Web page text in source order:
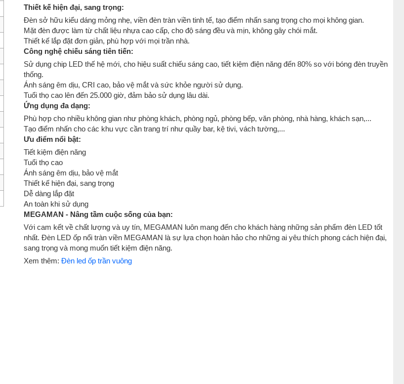
Thiết kế hiện đại, sang trọng:
Đèn sở hữu kiểu dáng mỏng nhẹ, viền đèn tràn viền tinh tế, tạo điểm nhấn sang trọng cho mọi không gian.
Mặt đèn được làm từ chất liệu nhựa cao cấp, cho độ sáng đều và mịn, không gây chói mắt.
Thiết kế lắp đặt đơn giản, phù hợp với mọi trần nhà.
Công nghệ chiếu sáng tiên tiến:
Sử dụng chip LED thế hệ mới, cho hiệu suất chiếu sáng cao, tiết kiệm điện năng đến 80% so với bóng đèn truyền
thống.
Ánh sáng êm dịu, CRI cao, bảo vệ mắt và sức khỏe người sử dụng.
Tuổi thọ cao lên đến 25.000 giờ, đảm bảo sử dụng lâu dài.
Ứng dụng đa dạng:
Phù hợp cho nhiều không gian như phòng khách, phòng ngủ, phòng bếp, văn phòng, nhà hàng, khách sạn,...
Tạo điểm nhấn cho các khu vực cần trang trí như quầy bar, kệ tivi, vách tường,...
Ưu điểm nổi bật:
Tiết kiệm điện năng
Tuổi thọ cao
Ánh sáng êm dịu, bảo vệ mắt
Thiết kế hiện đại, sang trọng
Dễ dàng lắp đặt
An toàn khi sử dụng
MEGAMAN - Nâng tầm cuộc sống của bạn:
Với cam kết về chất lượng và uy tín, MEGAMAN luôn mang đến cho khách hàng những sản phẩm đèn LED tốt
nhất. Đèn LED ốp nổi tràn viền MEGAMAN là sự lựa chọn hoàn hảo cho những ai yêu thích phong cách hiện đại,
sang trọng và mong muốn tiết kiệm điện năng.
Xem thêm: Đèn led ốp trần vuông